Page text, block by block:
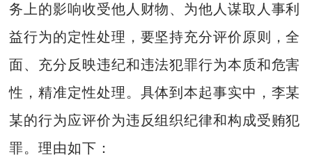
务上的影响收受他人财物、为他人谋取人事利
益行为的定性处理，要坚持充分评价原则，全
面、充分反映违纪和违法犯罪行为本质和危害
性，精准定性处理。具体到本起事实中，李某
某的行为应评价为违反组织纪律和构成受贿犯
罪。理由如下：